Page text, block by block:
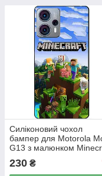
Силіконовий чохол
бампер для Motorola
G13 з малюнком
230 ₴